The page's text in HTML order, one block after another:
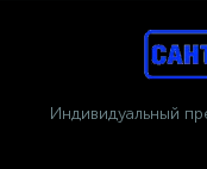
Индивидуальный